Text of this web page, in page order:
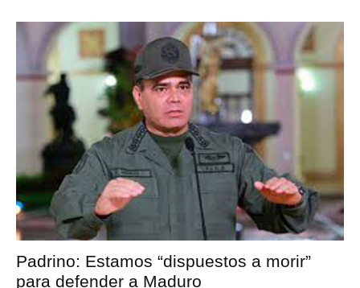
Padrino: Estamos “dispuestos a morir”
para defender a Maduro